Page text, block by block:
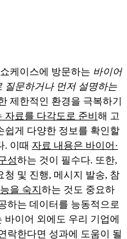
케이스에 방문하는 바이어
질문하거나 먼저 설명하는
제한적인 환경을 극복하기
료를 다각도로 준비 해 고
쉽게 다양한 정보를 확인할
. 이때 자료 내용은 바이어·
성하는 것이 필수다. 또한,
청 및 진행, 메시지 발송, 참
을 숙지 하는 것도 중요하
하는 데이터를 능동적으로
이어 외에도 우리 기업에
락한다면 성과에 도움이 될